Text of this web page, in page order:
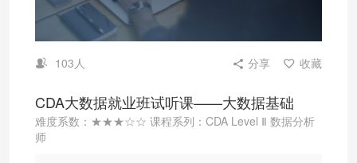
103人 分享 收藏
CDA大数据就业班试听课——大数据基础
难度系数：★★★☆☆ 课程系列：CDA Level Ⅱ 数据分析
师